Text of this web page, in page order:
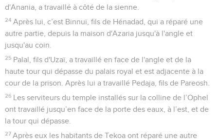
d'Anania, a travaillé à côté de la sienne.
24 Après lui, c’est Binnuï, fils de Hénadad, qui a réparé une
autre partie, depuis la maison d'Azaria jusqu'à l'angle et
jusqu'au coin.
25 Palal, fils d'Uzaï, a travaillé en face de l'angle et de la
haute tour qui dépasse du palais royal et est adjacente à la
cour de la prison. Après lui a travaillé Pedaja, fils de Pareosh.
26 Les serviteurs du temple installés sur la colline de l’Ophel
ont travaillé jusqu’en face de la porte des eaux, à l’est, et de
la tour qui dépasse.
27 Après eux les habitants de Tekoa ont réparé une autre